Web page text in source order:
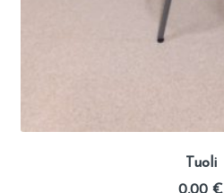
Tuoli